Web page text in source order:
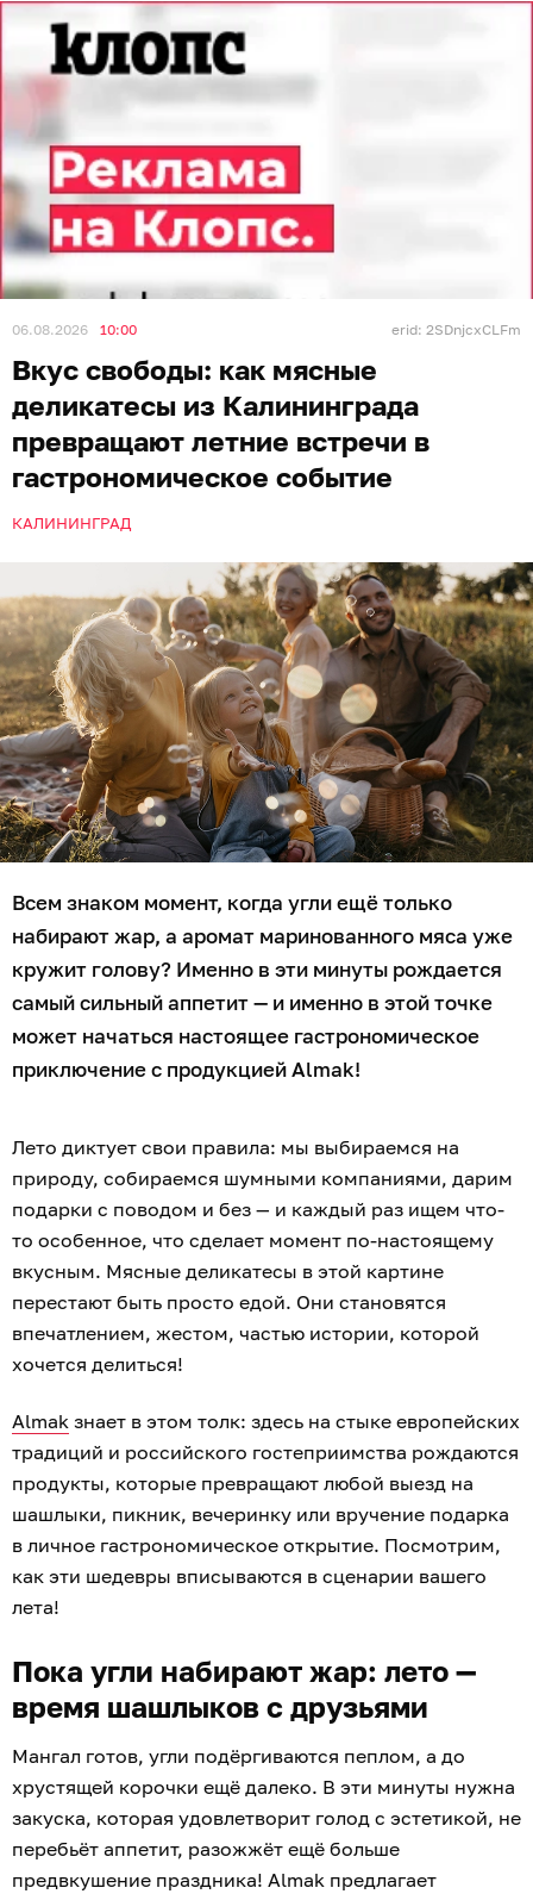
06.08.2026 10:00 erid: 2SDnjcxCLFm
Вкус свободы: как мясные
деликатесы из Калининграда
превращают летние встречи в
гастрономическое событие
КАЛИНИНГРАД
Всем знаком момент, когда угли ещё только
набирают жар, а аромат маринованного мяса уже
кружит голову? Именно в эти минуты рождается
самый сильный аппетит — и именно в этой точке
может начаться настоящее гастрономическое
приключение с продукцией Almak!
Лето диктует свои правила: мы выбираемся на
природу, собираемся шумными компаниями, дарим
подарки с поводом и без — и каждый раз ищем что-
то особенное, что сделает момент по-настоящему
вкусным. Мясные деликатесы в этой картине
перестают быть просто едой. Они становятся
впечатлением, жестом, частью истории, которой
хочется делиться!
Almak знает в этом толк: здесь на стыке европейских
традиций и российского гостеприимства рождаются
продукты, которые превращают любой выезд на
шашлыки, пикник, вечеринку или вручение подарка
в личное гастрономическое открытие. Посмотрим,
как эти шедевры вписываются в сценарии вашего
лета!
Пока угли набирают жар: лето —
время шашлыков с друзьями
Мангал готов, угли подёргиваются пеплом, а до
хрустящей корочки ещё далеко. В эти минуты нужна
закуска, которая удовлетворит голод с эстетикой, не
перебьёт аппетит, разожжёт ещё больше
предвкушение праздника! Almak предлагает